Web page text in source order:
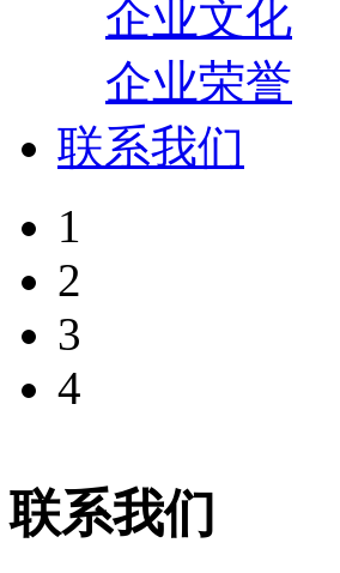
企业文化
企业荣誉
联系我们
1
2
3
4
联系我们